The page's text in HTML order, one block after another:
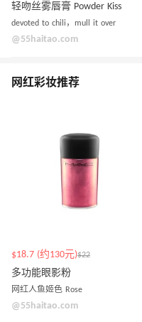
轻吻丝雾唇膏 Powder Kiss
devoted to chili，mull it over
@55haitao.com
网红彩妆推荐
$18.7 (约130元)$22
多功能眼影粉
网红人鱼姬色 Rose
@55haitao.com